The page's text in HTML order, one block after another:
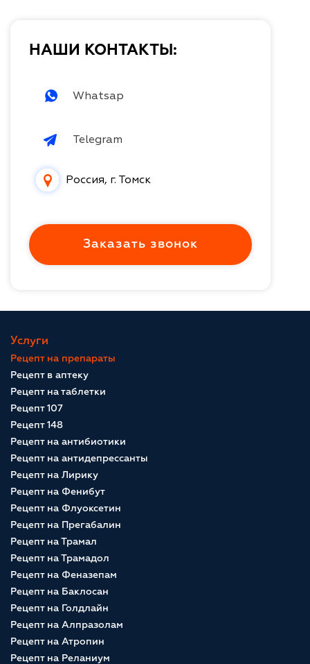
НАШИ КОНТАКТЫ:
Whatsap
Telegram
Россия, г. Томск
Заказать звонок
Услуги
Рецепт на препараты
Рецепт в аптеку
Рецепт на таблетки
Рецепт 107
Рецепт 148
Рецепт на антибиотики
Рецепт на антидепрессанты
Рецепт на Лирику
Рецепт на Фенибут
Рецепт на Флуоксетин
Рецепт на Прегабалин
Рецепт на Трамал
Рецепт на Трамадол
Рецепт на Феназепам
Рецепт на Баклосан
Рецепт на Голдлайн
Рецепт на Алпразолам
Рецепт на Атропин
Рецепт на Реланиум